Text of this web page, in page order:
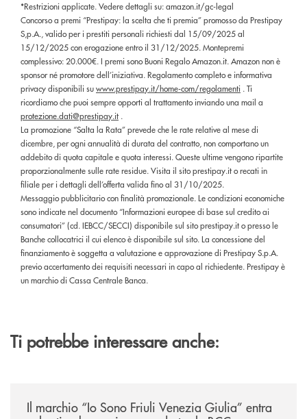
*Restrizioni applicate. Vedere dettagli su: amazon.it/gc-legal
Concorso a premi “Prestipay: la scelta che ti premia” promosso da Prestipay
S,p.A., valido per i prestiti personali richiesti dal 15/09/2025 al
15/12/2025 con erogazione entro il 31/12/2025. Montepremi
complessivo: 20.000€. I premi sono Buoni Regalo Amazon.it. Amazon non è
sponsor né promotore dell’iniziativa. Regolamento completo e informativa
privacy disponibili suwww.prestipay.it/home-com/regolamenti . Ti
ricordiamo che puoi sempre opporti al trattamento inviando una mail a
protezione.dati@prestipay.it .
La promozione “Salta la Rata” prevede che le rate relative al mese di
dicembre, per ogni annualità di durata del contratto, non comportano un
addebito di quota capitale e quota interessi. Queste ultime vengono ripartite
proporzionalmente sulle rate residue. Visita il sito prestipay.it o recati in
filiale per i dettagli dell’offerta valida fino al 31/10/2025.
Messaggio pubblicitario con finalità promozionale. Le condizioni economiche
sono indicate nel documento “Informazioni europee di base sul credito ai
consumatori” (cd. IEBCC/SECCI) disponibile sul sito prestipay.it o presso le
Banche collocatrici il cui elenco è disponibile sul sito. La concessione del
finanziamento è soggetta a valutazione e approvazione di Prestipay S.p.A.
previo accertamento dei requisiti necessari in capo al richiedente. Prestipay è
un marchio di Cassa Centrale Banca.
Ti potrebbe interessare anche:
Il marchio “Io Sono Friuli Venezia Giulia” entra